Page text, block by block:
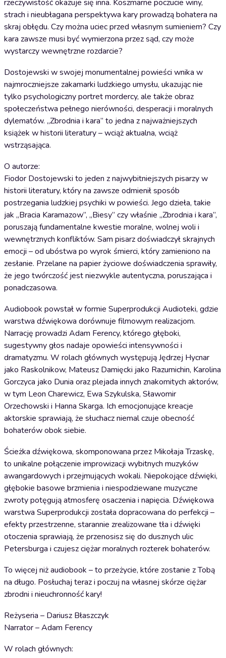
rzeczywistość okazuje się inna. Koszmarne poczucie winy,
strach i nieubłagana perspektywa kary prowadzą bohatera na
skraj obłędu. Czy można uciec przed własnym sumieniem? Czy
kara zawsze musi być wymierzona przez sąd, czy może
wystarczy wewnętrzne rozdarcie?
Dostojewski w swojej monumentalnej powieści wnika w
najmroczniejsze zakamarki ludzkiego umysłu, ukazując nie
tylko psychologiczny portret mordercy, ale także obraz
społeczeństwa pełnego nierówności, desperacji i moralnych
dylematów. „Zbrodnia i kara” to jedna z najważniejszych
książek w historii literatury – wciąż aktualna, wciąż
wstrząsająca.
O autorze:
Fiodor Dostojewski to jeden z najwybitniejszych pisarzy w
historii literatury, który na zawsze odmienił sposób
postrzegania ludzkiej psychiki w powieści. Jego dzieła, takie
jak „Bracia Karamazow”, „Biesy” czy właśnie „Zbrodnia i kara”,
poruszają fundamentalne kwestie moralne, wolnej woli i
wewnętrznych konfliktów. Sam pisarz doświadczył skrajnych
emocji – od ubóstwa po wyrok śmierci, który zamieniono na
zesłanie. Przelane na papier życiowe doświadczenia sprawiły,
że jego twórczość jest niezwykle autentyczna, poruszająca i
ponadczasowa.
Audiobook powstał w formie Superprodukcji Audioteki, gdzie
warstwa dźwiękowa dorównuje filmowym realizacjom.
Narrację prowadzi Adam Ferency, którego głęboki,
sugestywny głos nadaje opowieści intensywności i
dramatyzmu. W rolach głównych występują Jędrzej Hycnar
jako Raskolnikow, Mateusz Damięcki jako Razumichin, Karolina
Gorczyca jako Dunia oraz plejada innych znakomitych aktorów,
w tym Leon Charewicz, Ewa Szykulska, Sławomir
Orzechowski i Hanna Skarga. Ich emocjonujące kreacje
aktorskie sprawiają, że słuchacz niemal czuje obecność
bohaterów obok siebie.
Ścieżka dźwiękowa, skomponowana przez Mikołaja Trzaskę,
to unikalne połączenie improwizacji wybitnych muzyków
awangardowych i przejmujących wokali. Niepokojące dźwięki,
głębokie basowe brzmienia i niespodziewane muzyczne
zwroty potęgują atmosferę osaczenia i napięcia. Dźwiękowa
warstwa Superprodukcji została dopracowana do perfekcji –
efekty przestrzenne, starannie zrealizowane tła i dźwięki
otoczenia sprawiają, że przenosisz się do dusznych ulic
Petersburga i czujesz ciężar moralnych rozterek bohaterów.
To więcej niż audiobook – to przeżycie, które zostanie z Tobą
na długo. Posłuchaj teraz i poczuj na własnej skórze ciężar
zbrodni i nieuchronność kary!
Reżyseria – Dariusz Błaszczyk
Narrator – Adam Ferency
W rolach głównych: